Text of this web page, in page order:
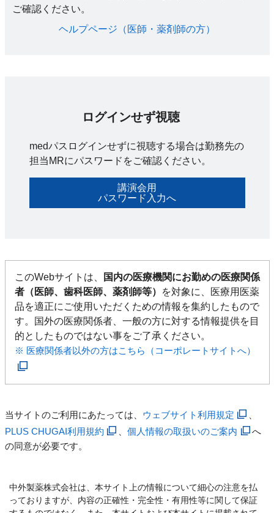
ご確認ください。​
ヘルプページ（医師・薬剤師の方）​
ログインせず視聴
medパスログインせずに視聴する場合は勤務先の
担当MRにパスワードをご確認ください。
講演会用
パスワード入力へ
このWebサイトは、
国内の医療機関にお勤めの医療関係
者（医師、歯科医師、薬剤師等）
を対象に、医療用医薬
品を適正にご使用いただくための情報を集約したもので
す。国外の医療関係者、一般の方に対する情報提供を目
的としたものではない事をご了承ください。
※ 医療関係者以外の方はこちら（コーポレートサイトへ）
当サイトのご利用にあたっては、 ウェブサイト利用規定
PLUS CHUGAI利用規約
、個人情報の取扱いのご案内
へ
の同意が必要です。
中外製薬株式会社は、本サイト上の情報について細心の注意を払
っておりますが、内容の正確性・完全性・有用性等に関して保証